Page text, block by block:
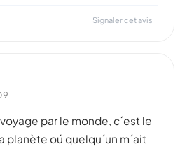
Signaler cet avis
par le monde, c´est le
planète oú quelqu´un m´ait